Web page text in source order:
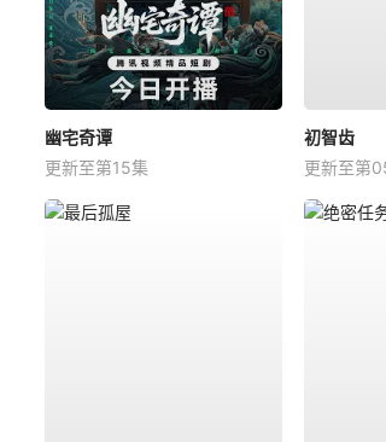
幽宅奇谭
更新至第15集
初智齿
更新至第